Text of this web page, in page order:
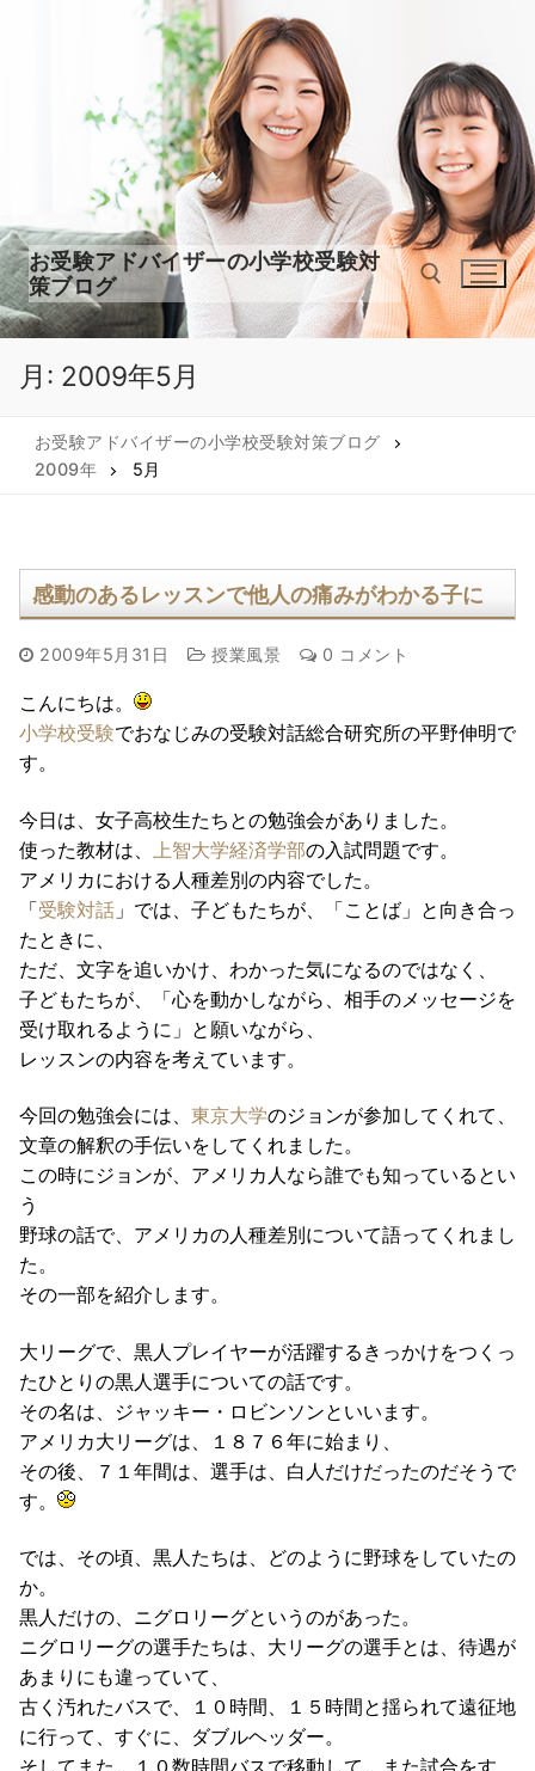
キ
ッ
プ
お受験アドバイザーの小学校受験対
策ブログ
月: 2009年5月
お受験アドバイザーの小学校受験対策ブログ
2009年
5月
感動のあるレッスンで他人の痛みがわかる子に
2009年5月31日 授業風景 0 コメント
こんにちは。
小学校受験でおなじみの受験対話総合研究所の平野伸明で
す。
今日は、女子高校生たちとの勉強会がありました。
使った教材は、
上智大学経済学部の入試問題です。
アメリカにおける人種差別の内容でした。
「受験対話 」では、子どもたちが、「ことば」と向き合っ
たときに、
ただ、文字を追いかけ、わかった気になるのではなく、
子どもたちが、「心を動かしながら、相手のメッセージを
受け取れるように」と願いながら、
レッスンの内容を考えています。
今回の勉強会には、 東京大学のジョンが参加してくれて、
文章の解釈の手伝いをしてくれました。
この時にジョンが、アメリカ人なら誰でも知っているとい
う
野球の話で、アメリカの人種差別について語ってくれまし
た。
その一部を紹介します。
大リーグで、黒人プレイヤーが活躍するきっかけをつくっ
たひとりの黒人選手についての話です。
その名は、ジャッキー・ロビンソンといいます。
アメリカ大リーグは、１８７６年に始まり、
その後、７１年間は、選手は、白人だけだったのだそうで
す。
では、その頃、黒人たちは、どのように野球をしていたの
か。
黒人だけの、ニグロリーグというのがあった。
ニグロリーグの選手たちは、大リーグの選手とは、待遇が
あまりにも違っていて、
古く汚れたバスで、１０時間、１５時間と揺られて遠征地
に行って、すぐに、ダブルヘッダー。